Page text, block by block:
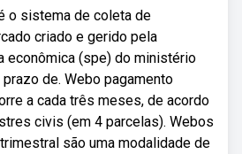
o sistema de coleta de
criado e gerido pela
econômica (spe) do ministério
de. Webo pagamento
a cada três meses, de acordo
civis (em 4 parcelas). Webos
são uma modalidade de